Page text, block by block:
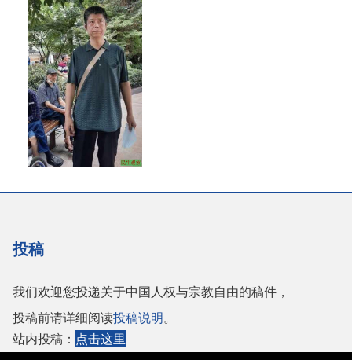
投稿
我们欢迎您投递关于中国人权与宗教自由的稿件，
投稿前请详细阅读投稿说明。
站内投稿： 点击这里